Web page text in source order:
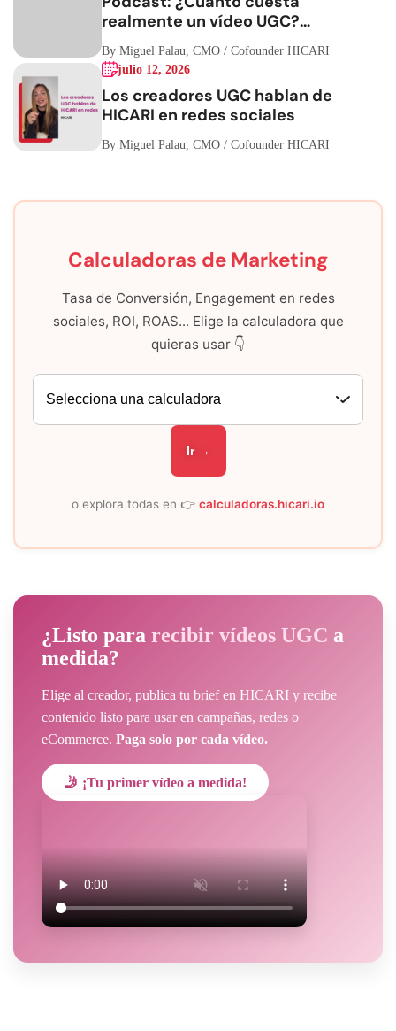
realmente un vídeo UGC?
By Miguel Palau, CMO / Cofounder HICARI
julio 12, 2026
Los creadores UGC hablan de
HICARI en redes sociales
By Miguel Palau, CMO / Cofounder HICARI
Calculadoras de Marketing
Tasa de Conversión, Engagement en redes
sociales, ROI, ROAS... Elige la calculadora que
quieras usar 👇
Ir →
o explora todas en 👉 calculadoras.hicari.io
¿Listo para recibir vídeos UGC a
medida?
Elige al creador, publica tu brief en HICARI y recibe
contenido listo para usar en campañas, redes o
eCommerce. Paga solo por cada vídeo.
🤳 ¡Tu primer vídeo a medida!